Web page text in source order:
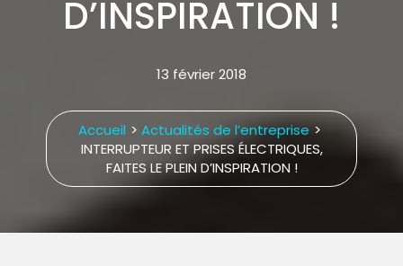
D’INSPIRATION !
13 février 2018
Accueil
Actualités de l’entreprise
INTERRUPTEUR ET PRISES ÉLECTRIQUES,
FAITES LE PLEIN D’INSPIRATION !